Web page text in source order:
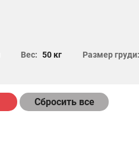
Вес: 50 кг Размер груди:
Сбросить все